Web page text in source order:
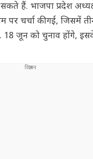
हैं. भाजपा प्रदेश
पर चर्चा की गई, जिसमें
जून को चुनाव होंगे,